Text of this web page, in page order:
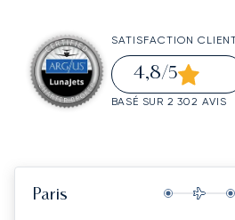
SATISFACTION
4,8/5
BASÉ SUR 2 302 AVIS
Paris